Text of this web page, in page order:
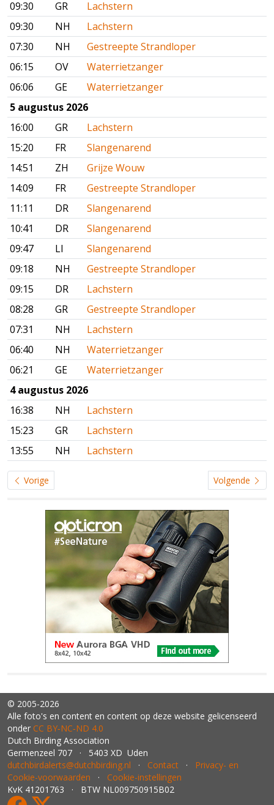
09:30
GR
Lachstern
09:30
NH
Lachstern
07:30
NH
Gestreepte Strandloper
06:15
OV
Waterrietzanger
06:06
GE
Waterrietzanger
5 augustus 2026
16:00
GR
Lachstern
15:20
FR
Slangenarend
14:51
ZH
Grijze Wouw
14:09
FR
Gestreepte Strandloper
11:11
DR
Slangenarend
10:41
DR
Slangenarend
09:47
LI
Slangenarend
09:18
NH
Gestreepte Strandloper
09:15
DR
Lachstern
08:28
GR
Gestreepte Strandloper
07:31
NH
Lachstern
06:40
NH
Waterrietzanger
06:21
GE
Waterrietzanger
4 augustus 2026
16:38
NH
Lachstern
15:23
GR
Lachstern
13:55
NH Lachstern
Vorige Volgende
© 2005-2026
Alle foto's en content en content op deze website gelicenseerd
onder CC BY‑NC‑ND 4.0
Dutch Birding Association
Germenzeel 707 · 5403 XD Uden
dutchbirdalerts@dutchbirding.nl · Contact · Privacy- en
Cookie-voorwaarden · Cookie-instellingen
KvK 41201763 · BTW NL009750915B02